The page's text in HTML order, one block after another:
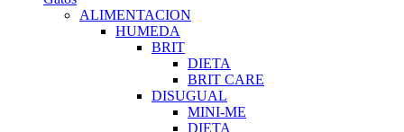
ALIMENTACION
HUMEDA
BRIT
DIETA
BRIT CARE
DISUGUAL
MINI-ME
DIETA